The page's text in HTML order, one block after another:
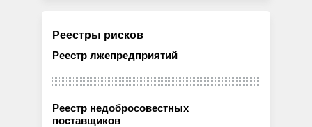
Реестры рисков
Реестр лжепредприятий
Реестр недобросовестных
поставщиков